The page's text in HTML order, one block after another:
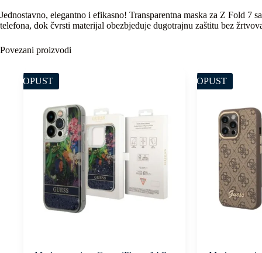
Jednostavno, elegantno i efikasno! Transparentna maska za Z Fold 7
telefona, dok čvrsti materijal obezbjeđuje dugotrajnu zaštitu bez
Povezani proizvodi
POPUST POPUST